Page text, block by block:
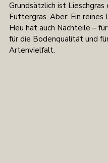
Grundsätzlich ist Lieschgras
Futtergras. Aber: Ein reines
Heu hat auch Nachteile –
für die Bodenqualität und
Artenvielfalt.